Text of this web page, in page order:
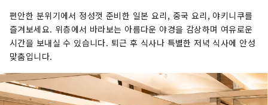
편안한 분위기에서 정성껏 준비한 일본 요리, 중국 요리, 야키니쿠를
즐겨보세요. 위층에서 바라보는 아름다운 야경을 감상하며 여유로운
시간을 보내실 수 있습니다. 퇴근 후 식사나 특별한 저녁 식사에 안성
맞춤입니다.